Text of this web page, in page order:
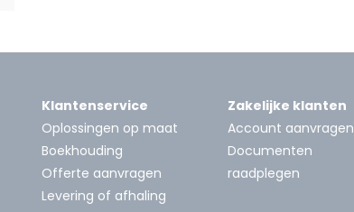
Klantenservice
Oplossingen op maat
Boekhouding
Offerte aanvragen
Levering of afhaling
Zakelijke klanten
Account aanvragen
Documenten
raadplegen